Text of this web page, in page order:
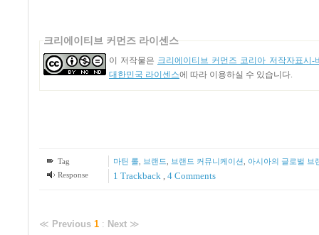
크리에이티브 커먼즈 라이센스
이 저작물은 크리에이티브 커먼즈 코리아 저작자표시-
대한민국 라이센스에 따라 이용하실 수 있습니다.
Tag 마틴 롤 브랜드 브랜드 커뮤니케이션
아시아의 글로벌 브
Response
1 Trackback 4Comments
≪ Previous 1 : Next ≫